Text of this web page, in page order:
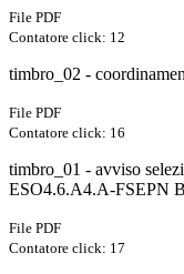
File PDF
Contatore click: 12
timbro_02 -
File PDF
Contatore click: 16
timbro_01 - avviso
ESO4.6.A4.A-FSEPN
File PDF
Contatore click: 17